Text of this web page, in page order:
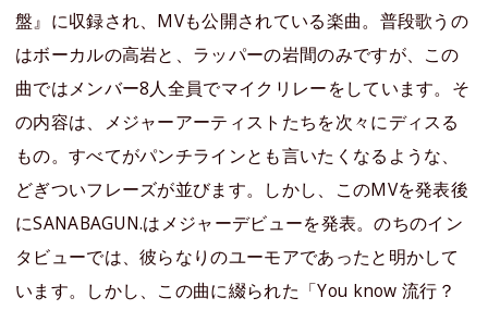
盤』に収録され、MVも公開されている楽曲。普段歌うの
はボーカルの高岩と、ラッパーの岩間のみですが、この
曲ではメンバー8人全員でマイクリレーをしています。そ
の内容は、メジャーアーティストたちを次々にディスる
もの。すべてがパンチラインとも言いたくなるような、
どぎついフレーズが並びます。しかし、このMVを発表後
にSANABAGUN.はメジャーデビューを発表。のちのイン
タビューでは、彼らなりのユーモアであったと明かして
います。しかし、この曲に綴られた「You know 流行？